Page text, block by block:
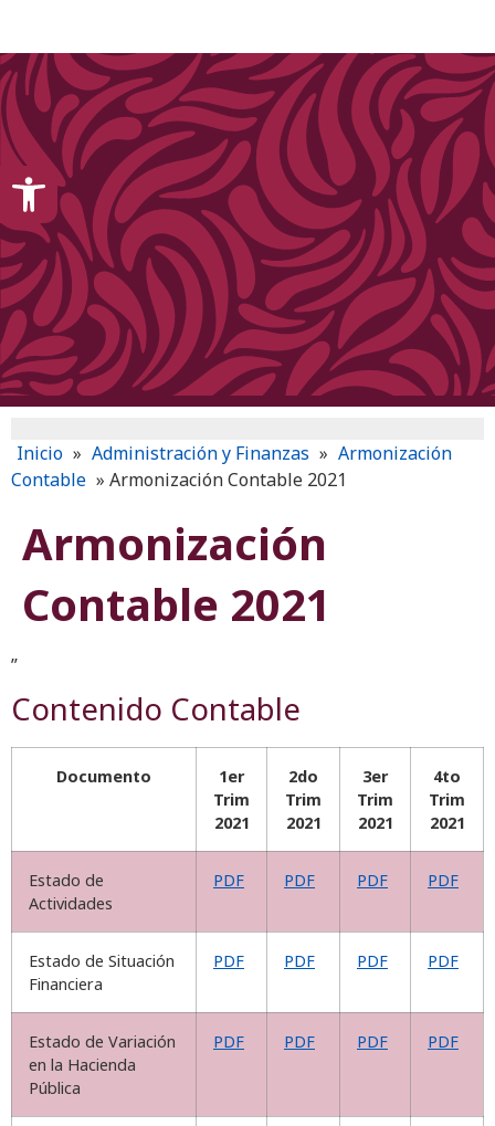
Inicio » Administración y Finanzas » Armonización
Contable » Armonización Contable 2021
Armonización
Contable 2021
”
Contenido Contable
Documento
1er
Trim
2021
2do
Trim
2021
3er
Trim
2021
4to
Trim
2021
Estado de
Actividades
PDF PDF PDF PDF
Estado de Situación
Financiera
PDF PDF PDF PDF
Estado de Variación
en la Hacienda
Pública
PDF PDF PDF PDF
Open toolbar